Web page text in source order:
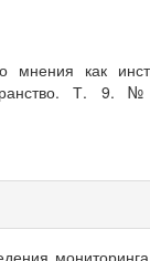
как
Т. 9.